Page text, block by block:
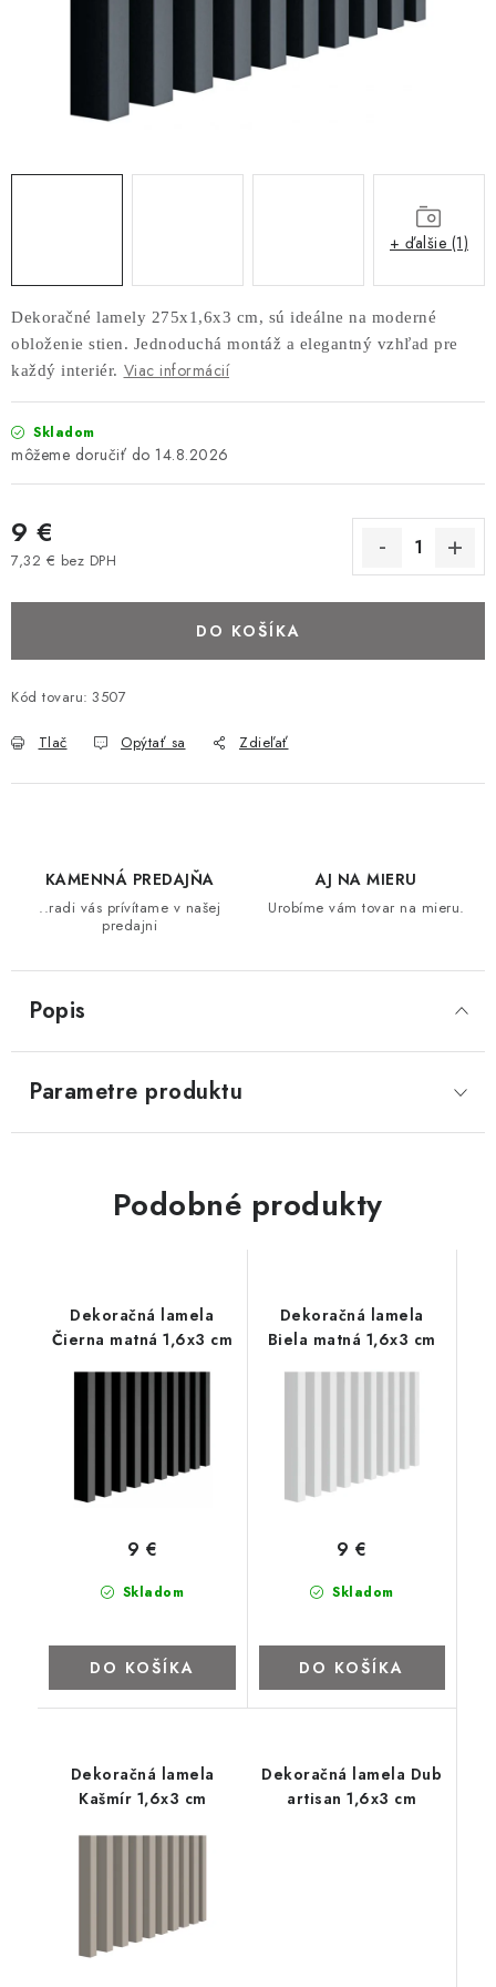
PREDEĽOVACIE STENY SO ŠIKMÝMI LAMELAMI 55°
SAMOSTATNE STOJACE LAMELOVÉ STENY
NAJPREDÁVANEJŠIE PRODUKTY
ZÁVESNÉ HOJDACIE KRESLÁ
ZÁHRADNÝ NÁBYTOK
STOLIČKY
BAROVÉ STOLIČKY
VANKÚŠE
LAMELOVÉ ROŠTY DO POSTELE
KNIŽNICE A REGÁLY
KVETINÁČE
NOČNÉ STOLÍKY
ZNAČKY
Podmienky ochrany osobných údajov
Cookies
O firme
Hodnotenie obchodu
Odstúpenie od zmluvy - vrátenie
Dekoračné lamely 275x1,6x3 cm, sú ideálne na moderné
obloženie stien. Jednoduchá montáž a elegantný vzhľad pre
každý interiér. Viac informácií
Skladom
14.8.2026
9 €
7,32 € bez DPH
DO KOŠÍKA
Kód tovaru: 3507
Tlač Opýtať sa Zdieľať
+ ďalšie (1)
KAMENNÁ PREDAJŇA
..radi vás prívítame v našej
predajni
AJ NA MIERU
Urobíme vám tovar na mieru.
Popis
Parametre produktu
Podobné produkty
Dekoračná lamela
Čierna matná 1,6x3 cm
Skladom
9 €
DO KOŠÍKA
Dekoračná lamela
Biela matná 1,6x3 cm
Skladom
9 €
DO KOŠÍKA
Dekoračná lamela
Kašmír 1,6x3 cm
Dekoračná lamela Dub
artisan 1,6x3 cm